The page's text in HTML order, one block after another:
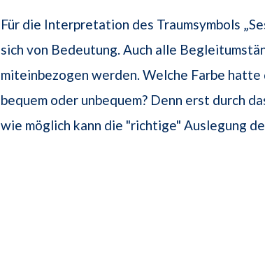
Für die Interpretation des Traumsymbols
sich von Bedeutung. Auch alle
miteinbezogen werden. Welche Farbe hatte
bequem oder unbequem? Denn erst durch
wie möglich kann die "richtige" Auslegung